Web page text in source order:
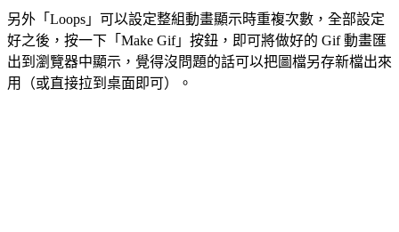
另外「Loops」可以設定整組動畫顯示時重複次數，全部設定
好之後，按一下「Make Gif」按鈕，即可將做好的 Gif 動畫匯
出到瀏覽器中顯示，覺得沒問題的話可以把圖檔另存新檔出來
用（或直接拉到桌面即可）。